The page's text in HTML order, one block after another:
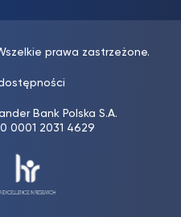
prawa zastrzeżone.
Bank Polska S.A.
0001 2031 4629